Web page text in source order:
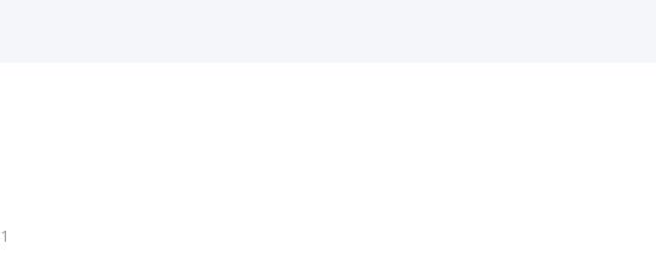
1